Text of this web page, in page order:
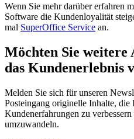
Wenn Sie mehr darüber erfahren
Software die Kundenloyalität
mal SuperOffice Service an.
Möchten Sie weitere
das Kundenerlebnis
Melden Sie sich für unseren
Posteingang originelle Inhalte, die
Kundenerfahrungen zu
umzuwandeln.